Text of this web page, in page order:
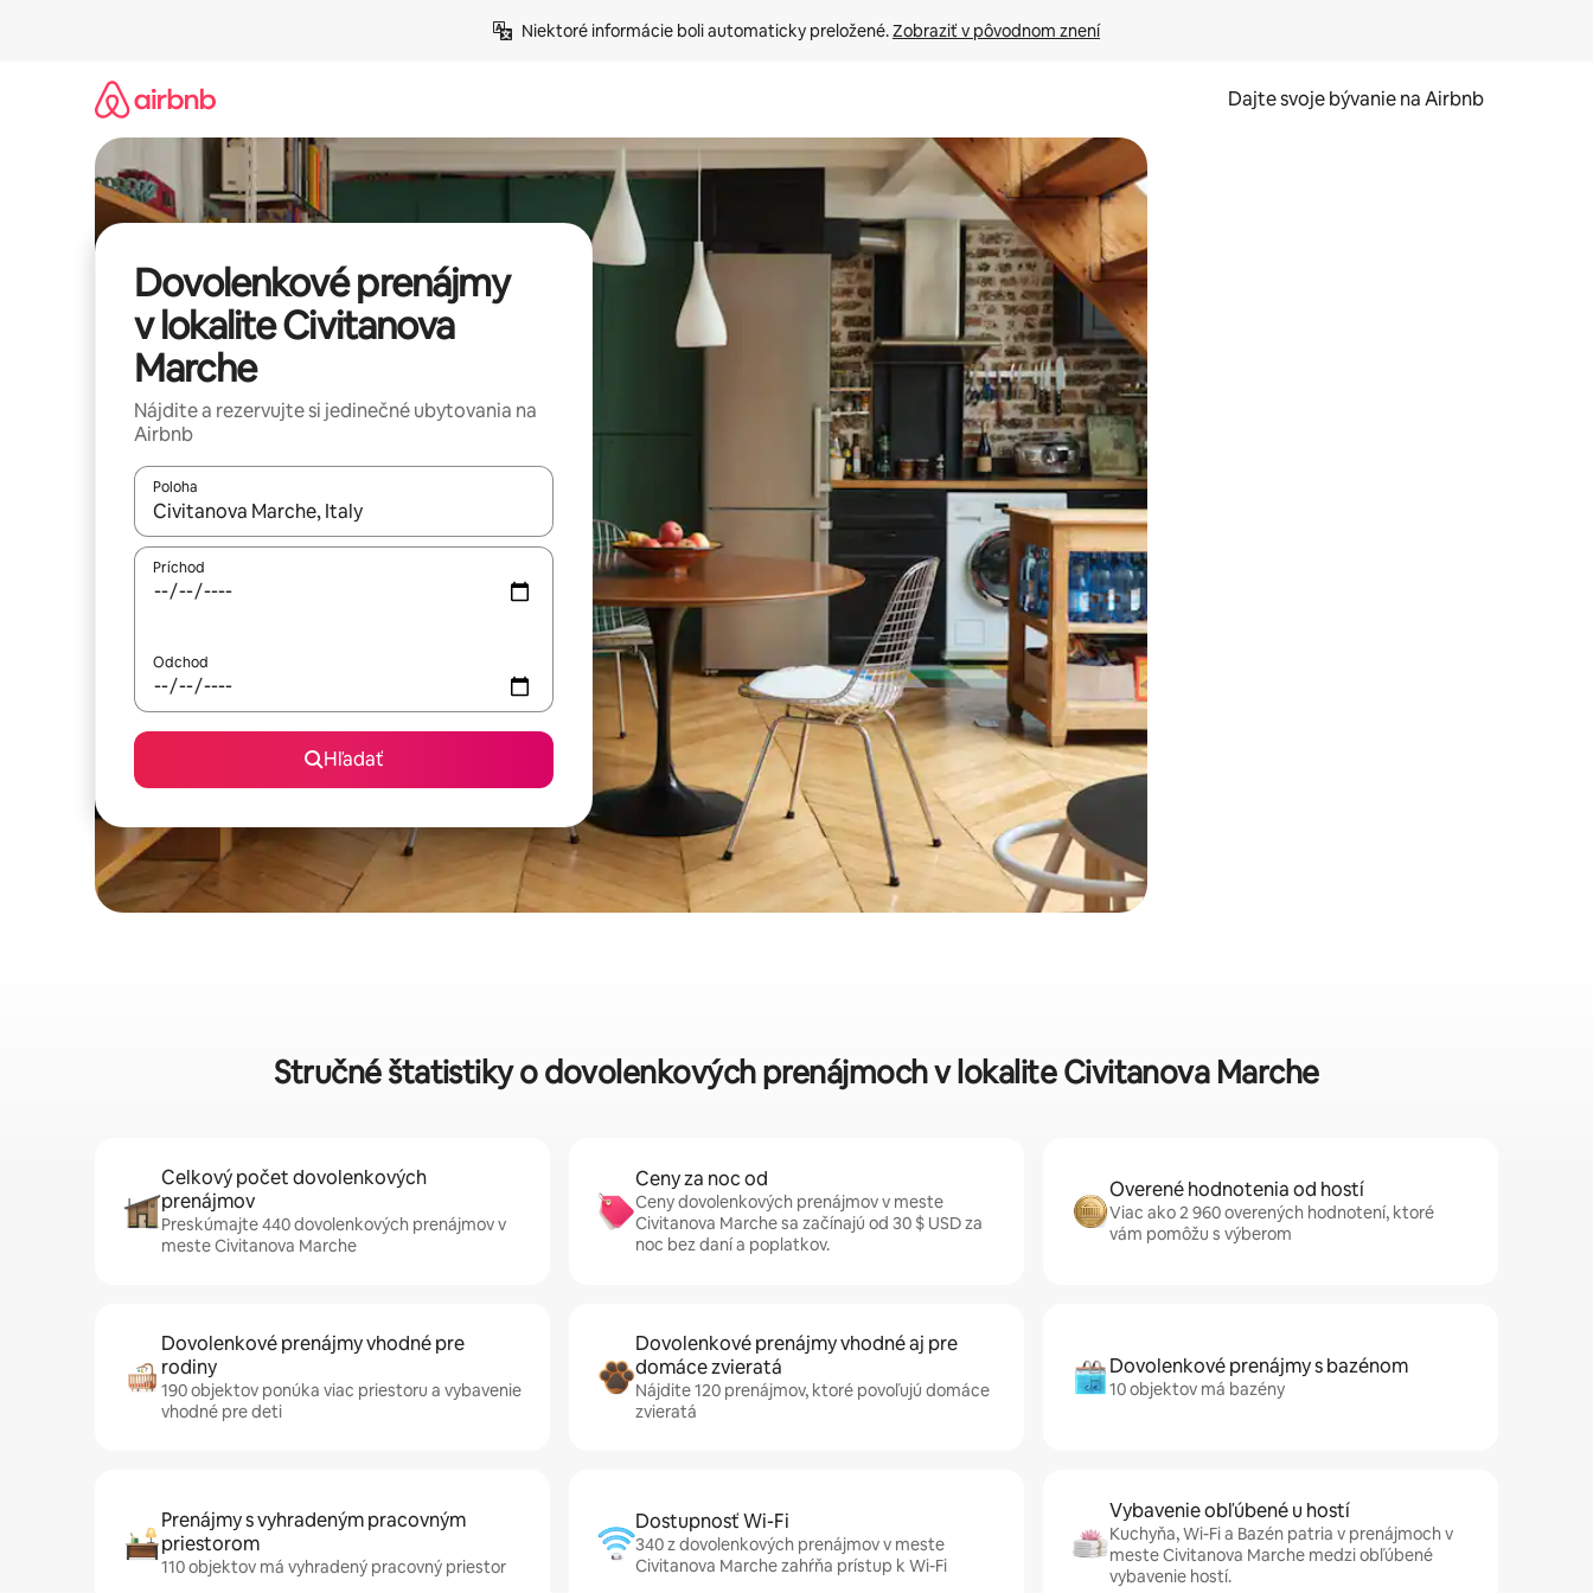
Niektoré informácie boli automaticky preložené. Zobraziť v pôvodnom znení
Dajte svoje bývanie na Airbnb
Dovolenkové prenájmy
v lokalite Civitanova
Marche
Nájdite a rezervujte si jedinečné ubytovania na
Airbnb
Poloha
Keď budú výsledky k dispozícii, môžete si ich prechádzať pomocou klávesov so šípkami nahor a nadol alebo ich preskúmať pomocou dotykových gest či potiahnutia prstom.
Príchod
Odchod
Hľadať
Stručné štatistiky o dovolenkových prenájmoch v lokalite Civitanova Marche
Celkový počet dovolenkových
prenájmov
Preskúmajte 440 dovolenkových prenájmov v
meste Civitanova Marche
Ceny za noc od
Ceny dovolenkových prenájmov v meste
Civitanova Marche sa začínajú od 30 $ USD za
noc bez daní a poplatkov.
Overené hodnotenia od hostí
Viac ako 2 960 overených hodnotení, ktoré
vám pomôžu s výberom
Dovolenkové prenájmy vhodné pre
rodiny
190 objektov ponúka viac priestoru a vybavenie
vhodné pre deti
Dovolenkové prenájmy vhodné aj pre
domáce zvieratá
Nájdite 120 prenájmov, ktoré povoľujú domáce
zvieratá
Dovolenkové prenájmy s bazénom
10 objektov má bazény
Prenájmy s vyhradeným pracovným
priestorom
110 objektov má vyhradený pracovný priestor
Dostupnosť Wi-Fi
340 z dovolenkových prenájmov v meste
Civitanova Marche zahŕňa prístup k Wi-Fi
Vybavenie obľúbené u hostí
Kuchyňa, Wi-Fi a Bazén patria v prenájmoch v
meste Civitanova Marche medzi obľúbené
vybavenie hostí.